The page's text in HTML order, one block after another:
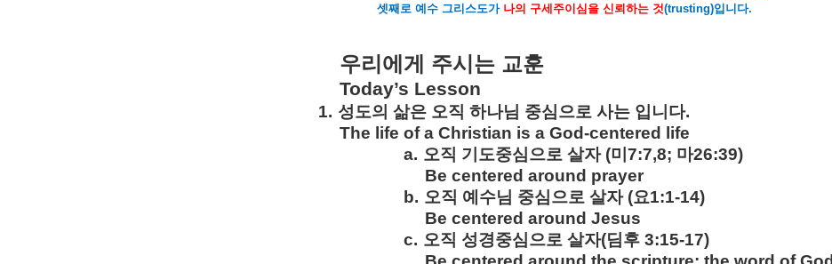
셋째로 예수 그리스도가 나의 구세주이심을 신뢰하는 것(trusting)입니다.
우리에게 주시는 교훈
Today’s Lesson
1. 성도의 삶은 오직 하나님 중심으로 사는 입니다.
The life of a Christian is a God-centered life
a. 오직 기도중심으로 살자(미 7:7,8; 마26:39)
Be centered around prayer
b. 오직 예수님 중심으로 살자(요1:1-14)
Be centered around Jesus
c. 오직 성경중심으로 살자(딤후 3:15-17)